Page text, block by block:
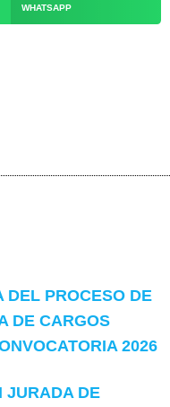
WHATSAPP
DEL PROCESO DE
DE CARGOS
2026
JURADA DE